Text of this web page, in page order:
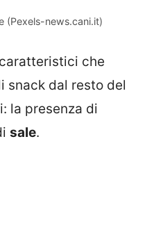
(Pexels-news.cani.it)
che
snack dal resto del
la presenza di
sale.